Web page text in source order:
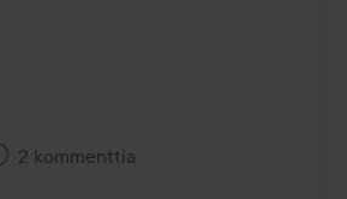
2 kommenttia